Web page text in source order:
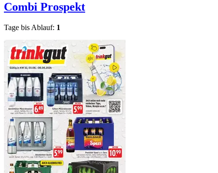
Combi Prospekt
Tage bis Ablauf: 1